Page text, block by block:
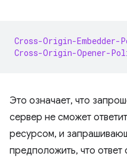
Cross-Origin-
Cross-Origin-Opener-
Это означает, что
сервер не сможет
ресурсом, и
предположить, что ответ